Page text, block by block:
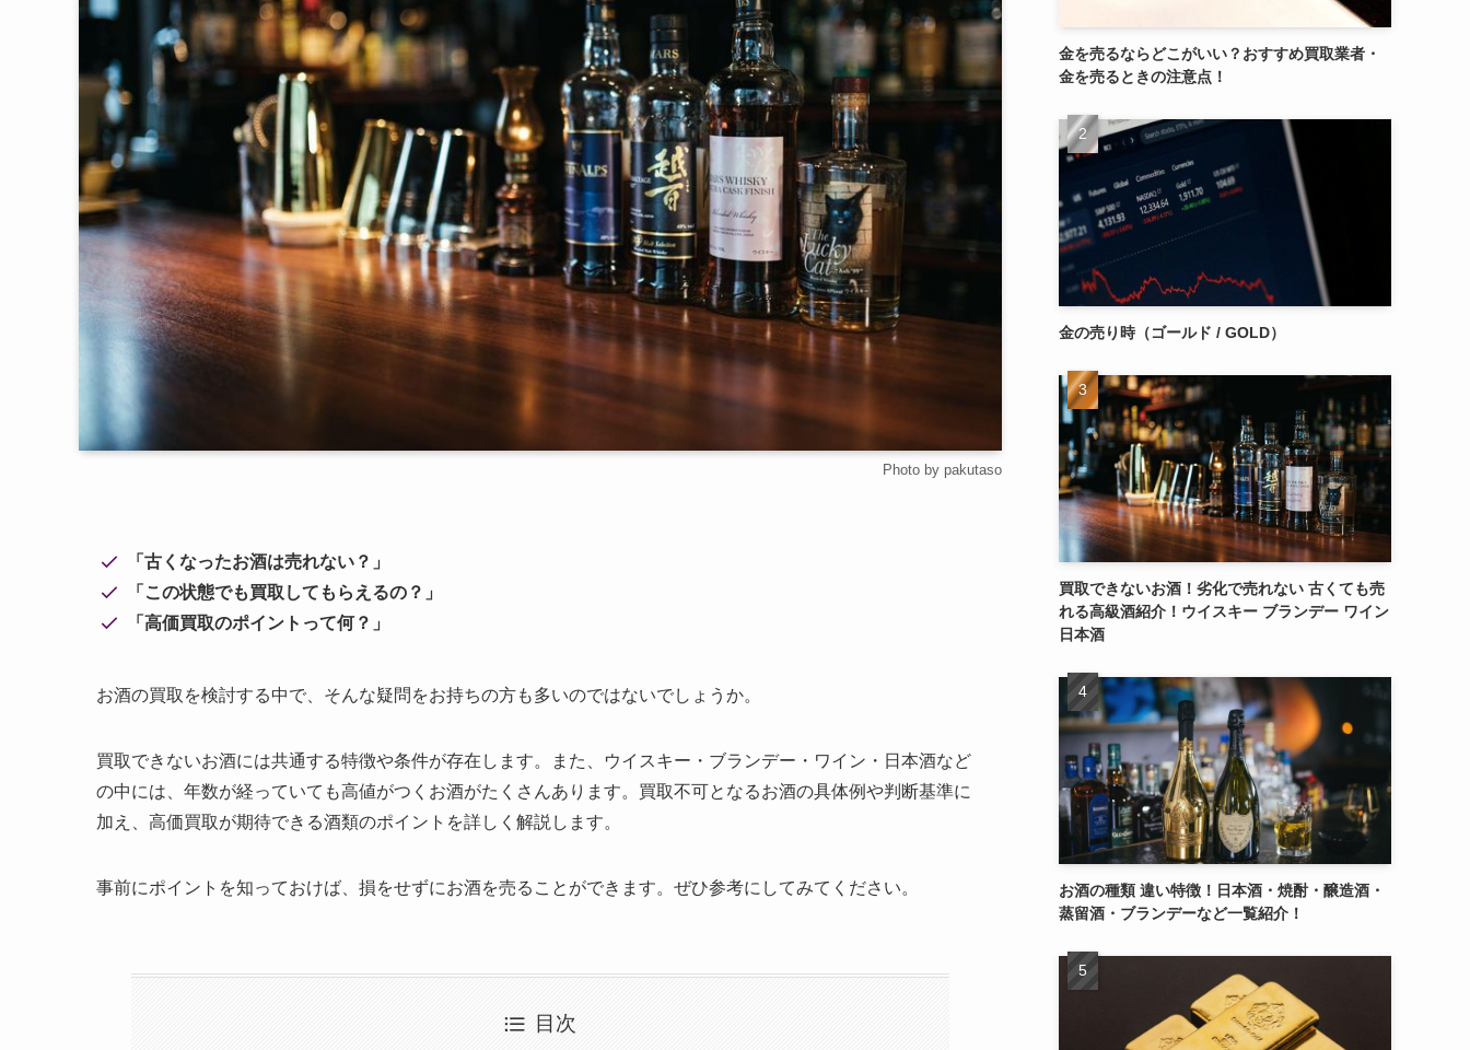
Photo by pakutaso
「古くなったお酒は売れない？」
「この状態でも買取してもらえるの？」
「高価買取のポイントって何？」
お酒の買取を検討する中で、そんな疑問をお持ちの方も多いのではないでしょうか。
買取できないお酒には共通する特徴や条件が存在します。また、ウイスキー・ブランデー・ワイン・日本酒など
の中には、年数が経っていても高値がつくお酒がたくさんあります。買取不可となるお酒の具体例や判断基準に
加え、高価買取が期待できる酒類のポイントを詳しく解説します。
事前にポイントを知っておけば、損をせずにお酒を売ることができます。ぜひ参考にしてみてください。
目次
金を売るならどこがいい？おすすめ買取業者・
金を売るときの注意点！
金の売り時（ゴールド / GOLD）
買取できないお酒！劣化で売れない 古くても売
れる高級酒紹介！ウイスキー ブランデー ワイン
日本酒
お酒の種類 違い特徴！日本酒・焼酎・醸造酒・
蒸留酒・ブランデーなど一覧紹介！